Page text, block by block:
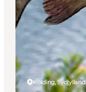
Kolding, Sydjylland